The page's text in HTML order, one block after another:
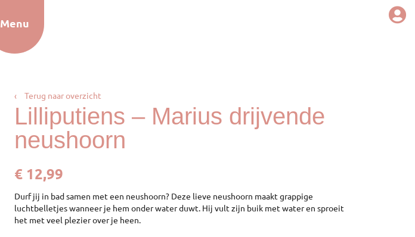
Menu
‹ Terug naar overzicht
Lilliputiens – Marius drijvende
neushoorn
€ 12,99
Durf jij in bad samen met een neushoorn? Deze lieve neushoorn maakt grappige
luchtbelletjes wanneer je hem onder water duwt. Hij vult zijn buik met water en sproeit
het met veel plezier over je heen.